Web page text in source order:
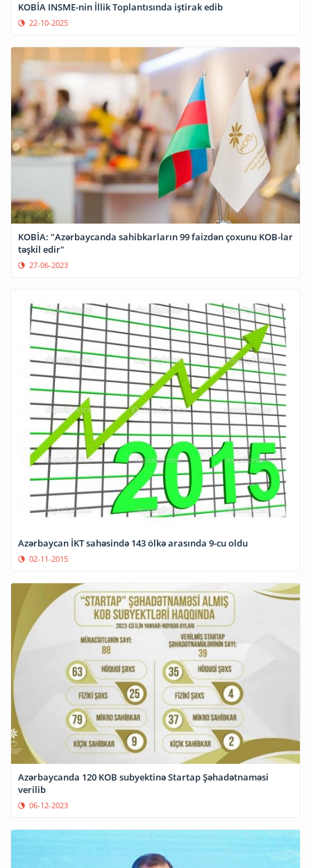
KOBİA INSME-nin İllik Toplantısında iştirak edib
22-10-2025
KOBİA: "Azərbaycanda sahibkarların 99 faizdən çoxunu KOB-lar
təşkil edir"
27-06-2023
Azərbaycan İKT sahəsində 143 ölkə arasında 9-cu oldu
02-11-2015
Azərbaycanda 120 KOB subyektinə Startap Şəhadətnaməsi
verilib
06-12-2023